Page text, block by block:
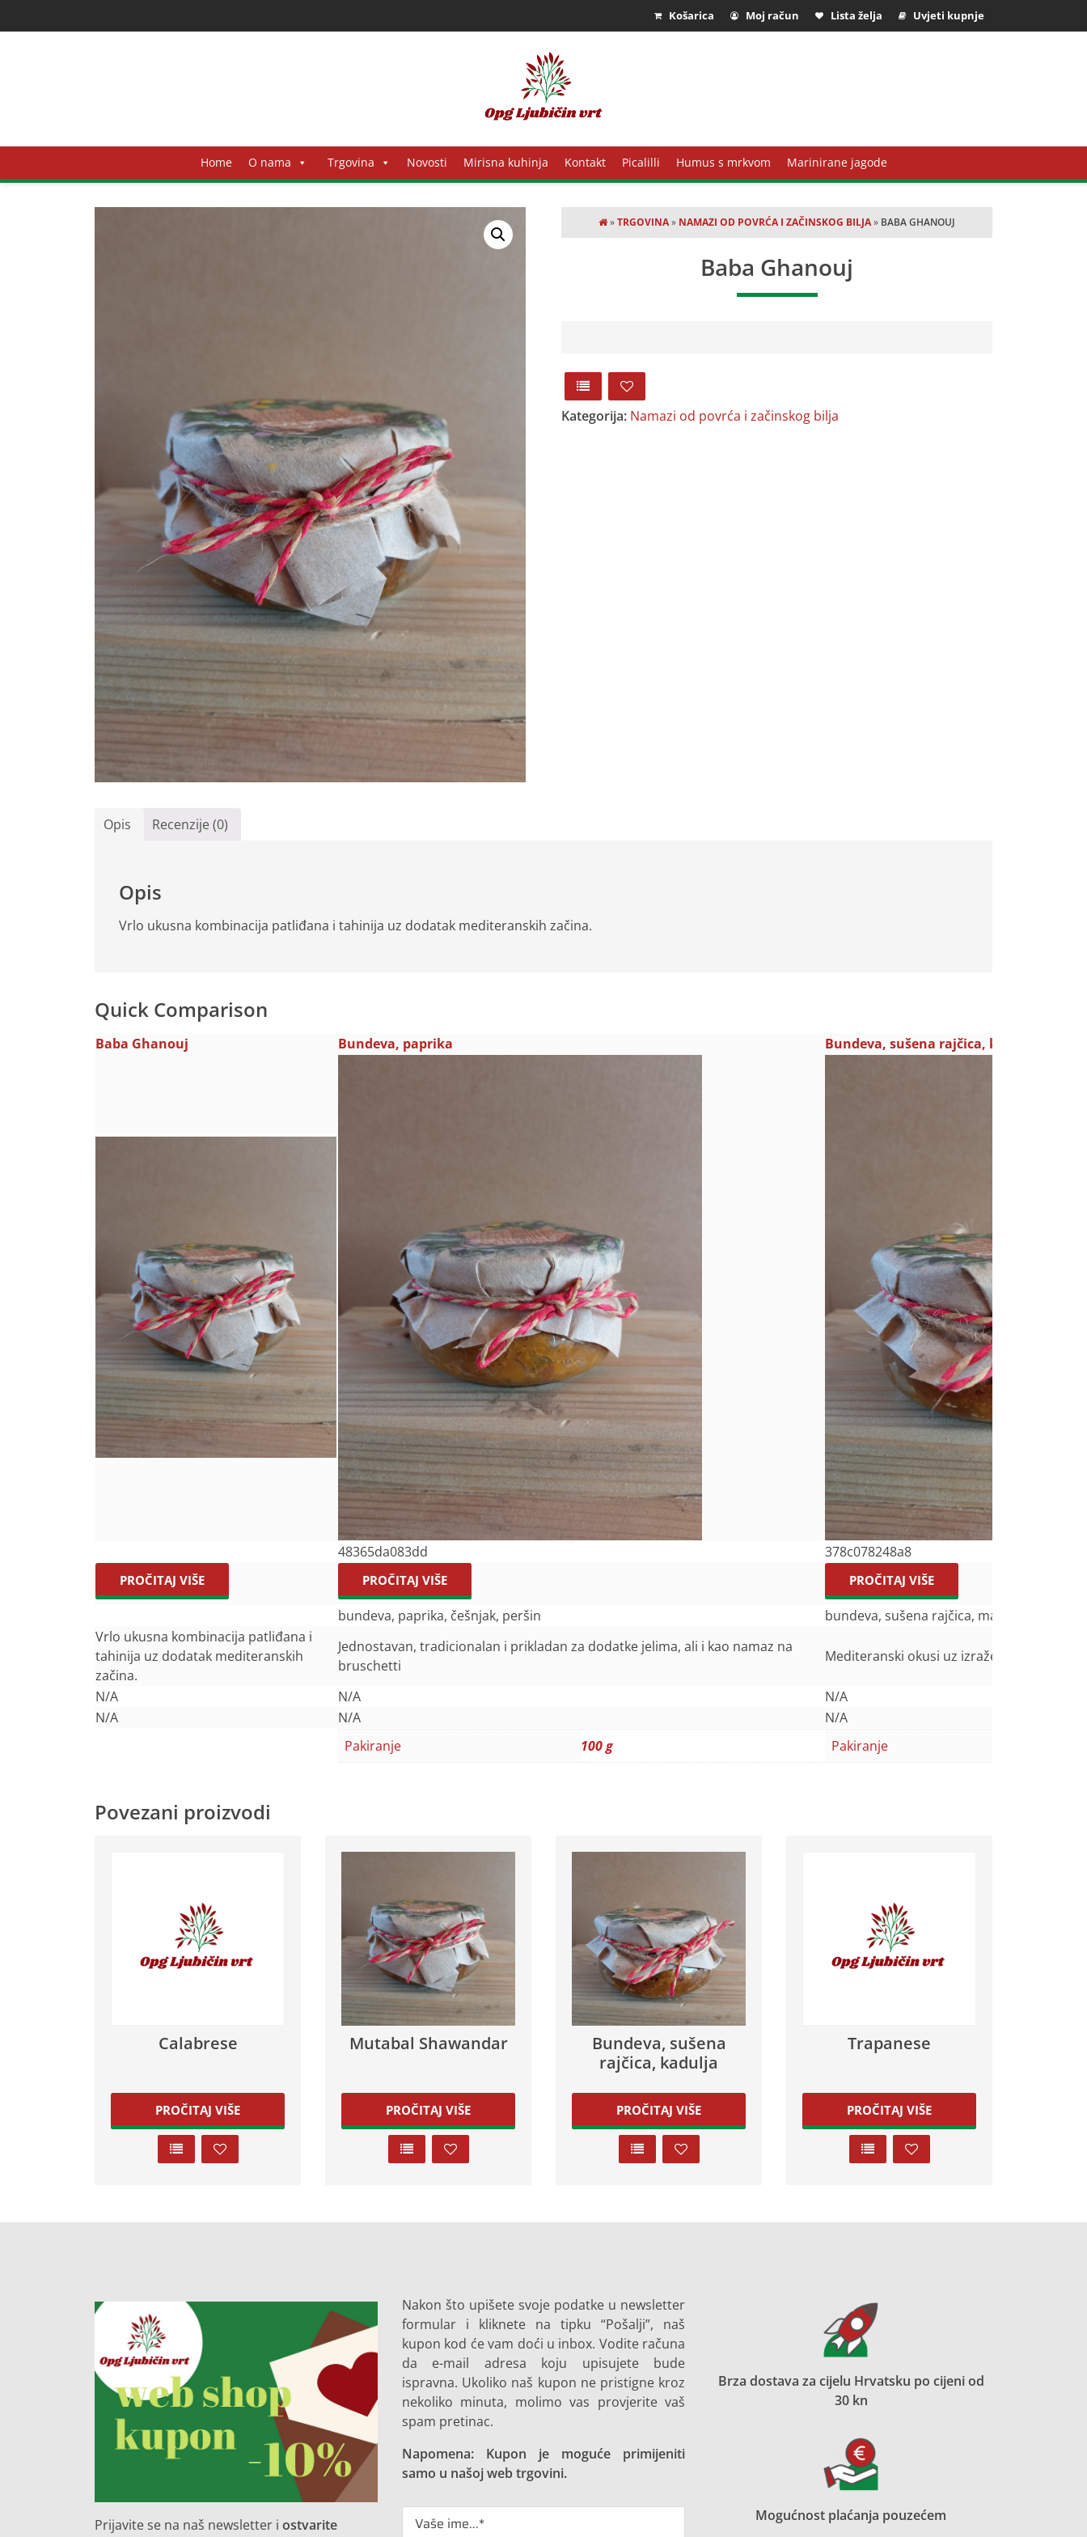
Košarica Moj račun Lista želja Uvjeti kupnje
Home O nama Trgovina Novosti Mirisna kuhinja Kontakt Picalilli Humus s mrkvom Marinirane jagode
»TRGOVINA» NAMAZI OD POVRĆA I ZAČINSKOG BILJA» BABA GHANOUJ
Baba Ghanouj
Kategorija: Namazi od povrća i začinskog bilja
Opis Recenzije (0)
Opis
Vrlo ukusna kombinacija patliđana i tahinija uz dodatak mediteranskih začina.
Quick Comparison
Baba Ghanouj Bundeva, paprika Bundeva, sušena rajčica, kadulja
48365da083dd 378c078248a8
PROČITAJ VIŠE PROČITAJ VIŠE PROČITAJ VIŠE
bundeva, paprika, češnjak, peršin
bundeva, sušena rajčica, maslinovo ulje,
Vrlo ukusna kombinacija patliđana i
tahinija uz dodatak mediteranskih
začina.
Jednostavan, tradicionalan i prikladan za dodatke jelima, ali i kao namaz na
bruschetti
Mediteranski okusi uz izraženu aromu
N/A N/A
N/A
N/A
N/A
N/A
Pakiranje
100 g Pakiranje
Povezani proizvodi
Calabrese
PROČITAJ VIŠE
Mutabal Shawandar
PROČITAJ VIŠE
Bundeva, sušena
rajčica, kadulja
PROČITAJ VIŠE
Trapanese
PROČITAJ VIŠE
Prijavite se na naš newsletter i ostvarite
Nakon što upišete svoje podatke u newsletter
formular i kliknete na tipku “Pošalji”, naš
kupon kod će vam doći u inbox. Vodite računa
da e-mail adresa koju upisujete bude
ispravna. Ukoliko naš kupon ne pristigne kroz
nekoliko minuta, molimo vas provjerite vaš
spam pretinac.
Napomena: Kupon je moguće primijeniti
samo u našoj web trgovini.
Brza dostava za cijelu Hrvatsku po cijeni od
30 kn
Mogućnost plaćanja pouzećem